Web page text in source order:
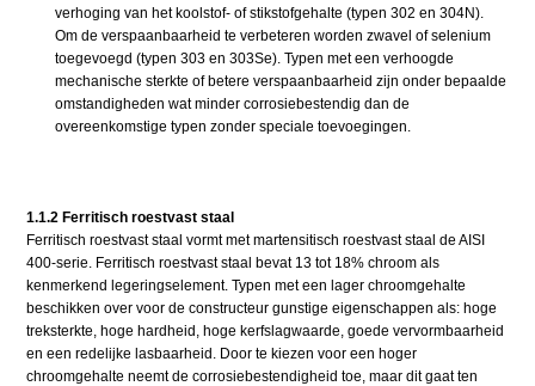
verhoging van het koolstof- of stikstofgehalte (typen 302 en 304N).
Om de verspaanbaarheid te verbeteren worden zwavel of selenium
toegevoegd (typen 303 en 303Se). Typen met een verhoogde
mechanische sterkte of betere verspaanbaarheid zijn onder bepaalde
omstandigheden wat minder corrosiebestendig dan de
overeenkomstige typen zonder speciale toevoegingen.
1.1.2 Ferritisch roestvast staal
Ferritisch roestvast staal vormt met martensitisch roestvast staal de AISI
400-serie. Ferritisch roestvast staal bevat 13 tot 18% chroom als
kenmerkend legeringselement. Typen met een lager chroomgehalte
beschikken over voor de constructeur gunstige eigenschappen als: hoge
treksterkte, hoge hardheid, hoge kerfslagwaarde, goede vervormbaarheid
en een redelijke lasbaarheid. Door te kiezen voor een hoger
chroomgehalte neemt de corrosiebestendigheid toe, maar dit gaat ten